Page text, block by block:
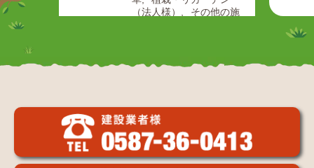
（法人様）
その他の施